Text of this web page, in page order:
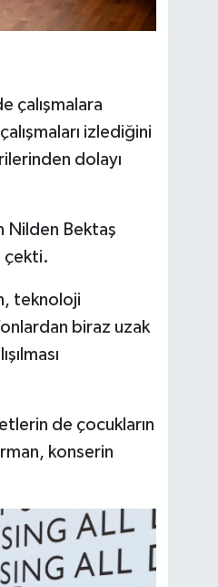
çalışmalara
izlediğini
dolayı
Nilden Bektaş
çekti.
teknoloji
biraz uzak
de çocukların
konserin